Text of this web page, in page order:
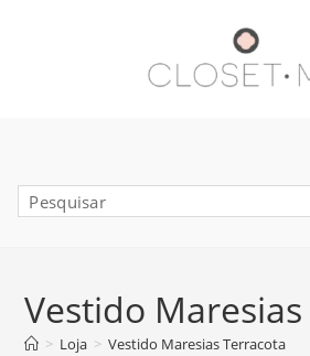
Vestido
> Loja > Vestido Maresias Terracota